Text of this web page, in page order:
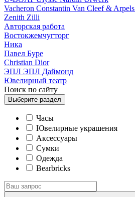
Vacheron Constantin Van Cleef & Arpels
Zenith Zilli
Авторская работа
Востокжемчугторг
Ника
Павел Буре
Сhristian Dior
ЭПЛ ЭПЛ Даймонд
Ювелирный театр
Поиск по сайту
Выберите раздел
Часы
Ювелирные украшения
Аксессуары
Сумки
Одежда
Bearbricks